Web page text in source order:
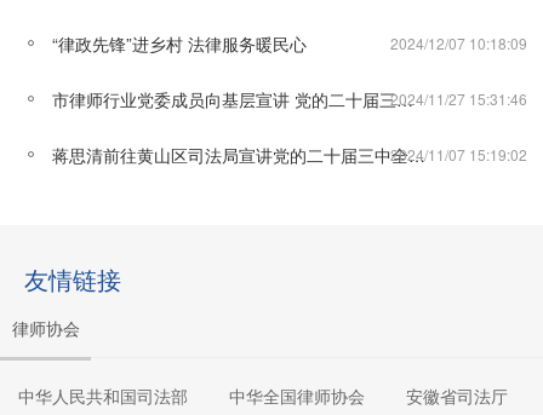
“律政先锋”进乡村 法律服务暖民心 2024/12/07 10:18:09
市律师行业党委成员向基层宣讲 党的二十届三中全会精神
2024/11/27 15:31:46
蒋思清前往黄山区司法局宣讲党的二十届三中全会精神
2024/11/07 15:19:02
友情链接
律师协会
中华人民共和国司法部 中华全国律师协会
安徽省司法厅